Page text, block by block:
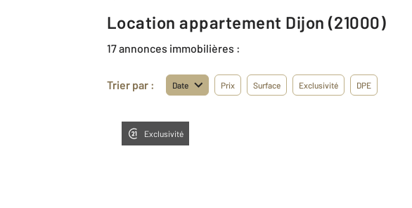
Location appartement Dijon (21000)
17 annonces immobilières :
Trier par : Date Prix Surface Exclusivité DPE
Exclusivité